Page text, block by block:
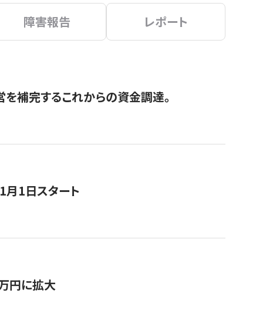
障害報告 レポート
補完するこれからの資金調達。
月1日スタート
円に拡大